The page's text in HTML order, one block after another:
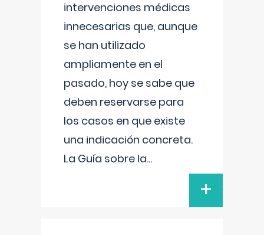
intervenciones médicas
innecesarias que, aunque
se han utilizado
ampliamente en el
pasado, hoy se sabe que
deben reservarse para
los casos en que existe
una indicación concreta.
La Guía sobre la...
+